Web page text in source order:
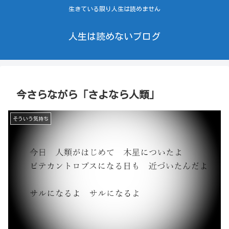
生きている限り人生は読めません
人生は読めないブログ
今さらながら「さよなら人類」
そういう気持ち